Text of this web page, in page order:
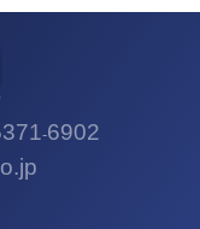
-6902